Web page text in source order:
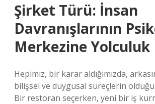
Şirket Türü: İnsan
Davranışlarının
Merkezine Yolculuk
Hepimiz, bir karar aldığımızda,
bilişsel ve duygusal süreçlerin
Bir restoran seçerken, yeni bir iş